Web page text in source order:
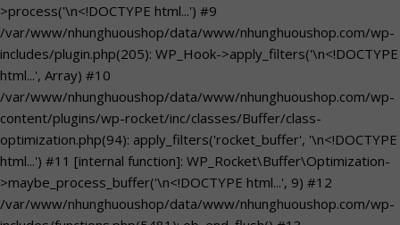
>process('\n<!DOCTYPE html...') #9
/var/www/nhunghuoushop/data/www/nhunghuoushop.com/wp-
includes/plugin.php(205): WP_Hook->apply_filters('\n<!DOCTYPE
html...', Array) #10
/var/www/nhunghuoushop/data/www/nhunghuoushop.com/wp-
content/plugins/wp-rocket/inc/classes/Buffer/class-
optimization.php(94): apply_filters('rocket_buffer', '\n<!DOCTYPE
html...') #11 [internal function]: WP_Rocket\Buffer\Optimization-
>maybe_process_buffer('\n<!DOCTYPE html...', 9) #12
/var/www/nhunghuoushop/data/www/nhunghuoushop.com/wp-